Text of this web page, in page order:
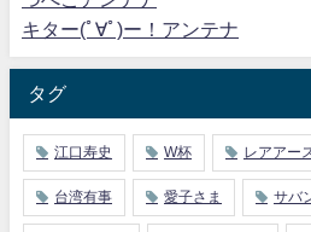
キター(ﾟ∀ﾟ)ー！アンテナ
タグ
江口寿史 W杯 レアアー
台湾有事 愛子さま サバ